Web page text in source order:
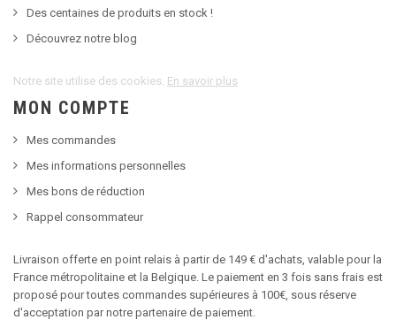
Des centaines de produits en stock !
Découvrez notre blog
Notre site utilise des cookies. En savoir plus
MON COMPTE
Mes commandes
Mes informations personnelles
Mes bons de réduction
Rappel consommateur
Livraison offerte en point relais à partir de 149 € d'achats, valable pour la
France métropolitaine et la Belgique. Le paiement en 3 fois sans frais est
proposé pour toutes commandes supérieures à 100€, sous réserve
d'acceptation par notre partenaire de paiement.